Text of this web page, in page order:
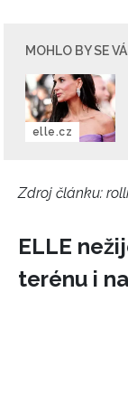
MOHLO BY SE
elle.cz
Zdroj článku:
ELLE
terénu i